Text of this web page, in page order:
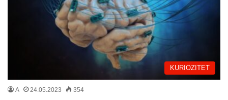
KURIOZITET
A 24.05.2023 354